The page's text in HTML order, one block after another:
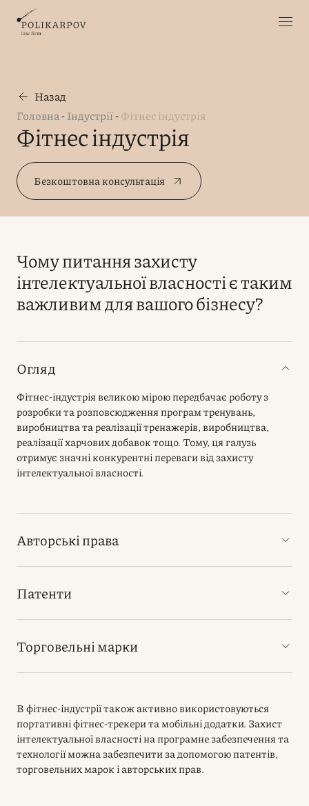
Назад
Головна-Індустрії-Фітнес індустрія
Фітнес індустрія
Безкоштовна консультація
Чому питання захисту
інтелектуальної власності є таким
важливим для вашого бізнесу?
Огляд
Фітнес-індустрія великою мірою передбачає роботу з
розробки та розповсюдження програм тренувань,
виробництва та реалізації тренажерів, виробництва,
реалізації харчових добавок тощо. Тому, ця галузь
отримує значні конкурентні переваги від захисту
інтелектуальної власності.
Авторські права
Патенти
Торговельні марки
В фітнес-індустрії також активно використовуються
портативні фітнес-трекери та мобільні додатки. Захист
інтелектуальної власності на програмне забезпечення та
технології можна забезпечити за допомогою патентів,
торговельних марок і авторських прав.